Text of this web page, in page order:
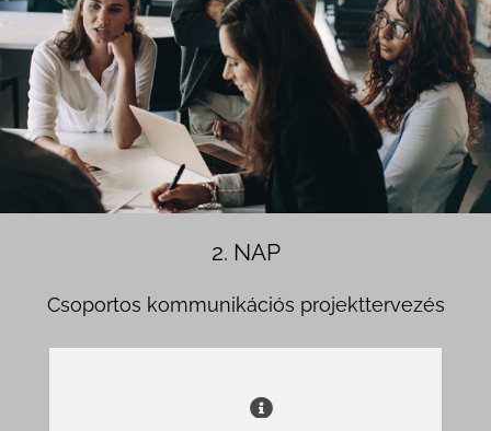
2. NAP
Csoportos kommunikációs projekttervezés